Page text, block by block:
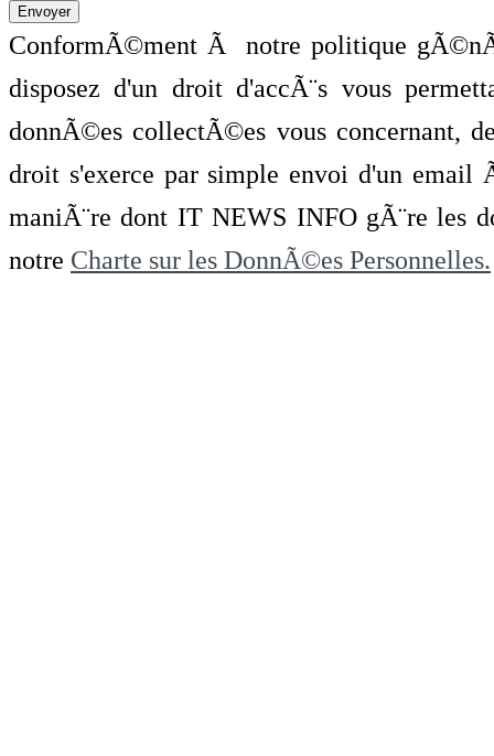
ConformÃ©ment Ã notre politique
disposez d'un droit d'accÃ¨s vous
donnÃ©es collectÃ©es vous concernant,
droit s'exerce par simple envoi d'un
maniÃ¨re dont IT NEWS INFO gÃ¨re les
notre Charte sur les DonnÃ©es Personnelles.